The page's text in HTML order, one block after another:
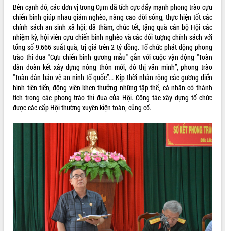
VIDEO
Loading the player...
Bí thư Tỉnh ủy Lương Nguyễn Minh
Triết thăm, tặng quà người có công với
cách mạng
Rà soát, hoàn thiện hệ thống thiết chế
văn hóa, thể thao đáp ứng yêu cầu
phát triển mới
Thường trực HĐND tỉnh Đắk Lắk gặp
Minh
Lễ truy điệu và an táng hài cốt liệt sĩ
tại Nghĩa trang Liệt sĩ xã Sơn Hòa
Bàn giải pháp tháo gỡ khó khăn trong
xuất khẩu sầu riêng và triển khai quy
định EUDR
Thứ trưởng Bộ Nông nghiệp và Môi
trường Nguyễn Hoàng Hiệp khảo sát
vùng trồng và doanh nghiệp đóng gói
sầu riêng tại Đắk Lắk
LIÊN KẾT WEB
Bên cạnh đó, các đơn vị trong Cụm đã tích cực đẩy mạnh phong trào cựu
chiến binh giúp nhau giảm nghèo, nâng cao đời sống, thực hiện tốt các
chính sách an sinh xã hội; đã thăm, chúc tết, tặng quà cán bộ Hội các
nhiệm kỳ, hội viên cựu chiến binh nghèo và các đối tượng chính sách với
tổng số 9.666 suất quà, trị giá trên 2 tỷ đồng. Tổ chức phát động phong
trào thi đua "Cựu chiến binh gương mẫu" gắn với cuộc vận động “Toàn
dân đoàn kết xây dựng nông thôn mới, đô thị văn minh”, phong trào
“Toàn dân bảo vệ an ninh tổ quốc”... Kịp thời nhân rộng các gương điển
hình tiên tiến, động viên khen thưởng những tập thể, cá nhân có thành
tích trong các phong trào thi đua của Hội. Công tác xây dựng tổ chức
được các cấp Hội thường xuyên kiện toàn, củng cố.